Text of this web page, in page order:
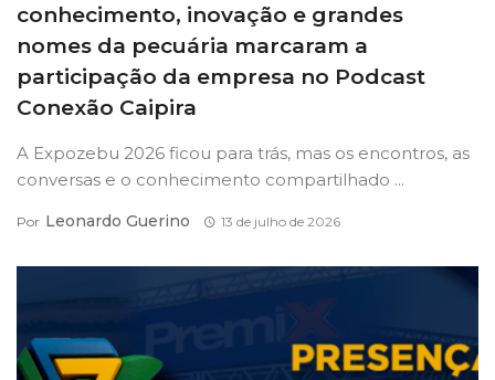
conhecimento, inovação e grandes
nomes da pecuária marcaram a
participação da empresa no Podcast
Conexão Caipira
A Expozebu 2026 ficou para trás, mas os encontros, as
conversas e o conhecimento compartilhado ...
Por Leonardo Guerino 13 de julho de 2026